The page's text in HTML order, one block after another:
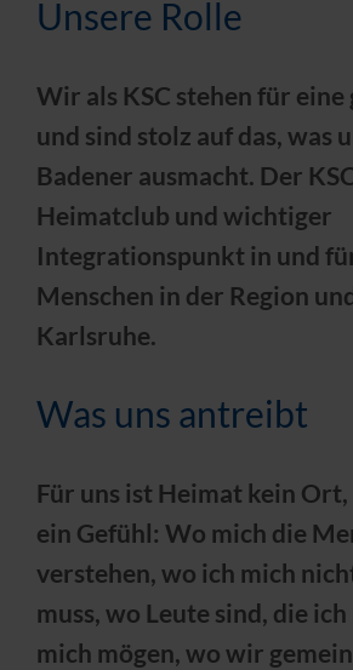
Unsere Rolle
Wir als KSC stehen für eine
und sind stolz auf das, was
Badener ausmacht. Der
Heimatclub und wichtiger
Integrationspunkt in und
Menschen in der Region
Karlsruhe.
Was uns antreibt
Für uns ist Heimat kein
ein Gefühl: Wo mich die
verstehen, wo ich mich
muss, wo Leute sind, die
mich mögen, wo wir